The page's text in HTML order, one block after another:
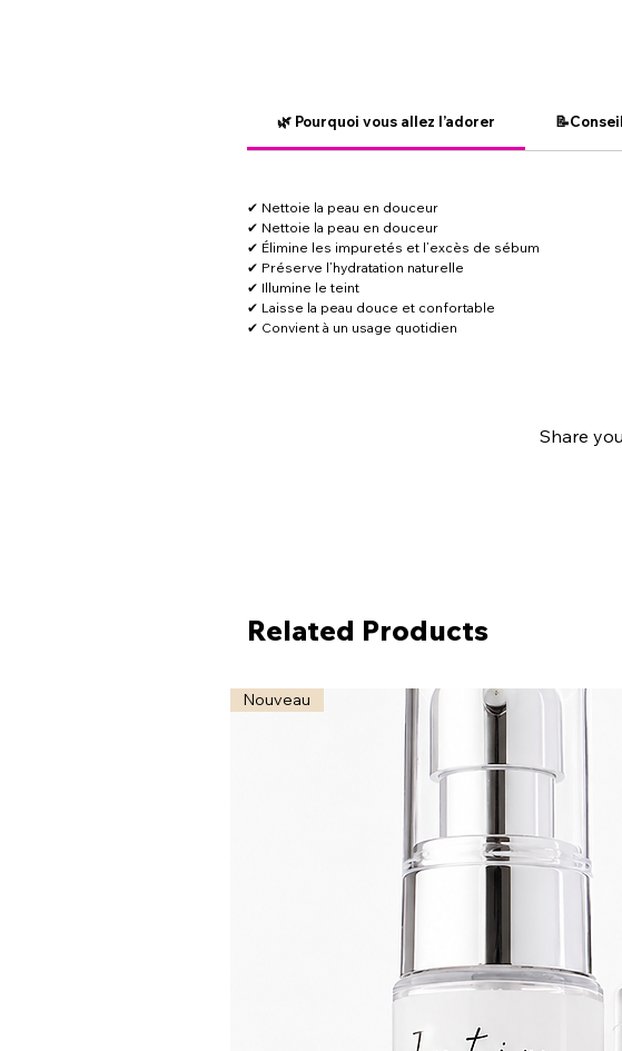
🌿 Pourquoi vous allez l’adorer
✔ Nettoie la peau en douceur
✔ Nettoie la peau en douceur
✔ Élimine les impuretés et l’excès de sébum
✔ Préserve l’hydratation naturelle
✔ Illumine le teint
✔ Laisse la peau douce et confortable
✔ Convient à un usage quotidien
Share
Related Products
Nouveau